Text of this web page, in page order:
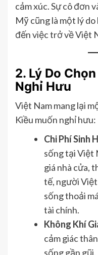
cảm xúc. Sự cô đơn
Mỹ cũng là một lý
đến việc trở về Việt
2. Lý Do
Nghỉ Hưu
Việt Nam mang lại
Kiều muốn nghỉ hưu:
Chi Phí Sinh
sống tại Việt
giá nhà cửa,
tế, người
sống thoải
tài chính.
Không Khí
cảm giác
sống gần